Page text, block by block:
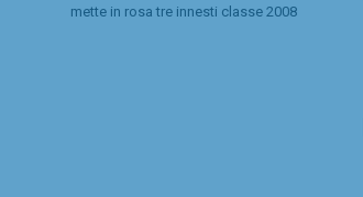
mette in rosa tre innesti classe 2008